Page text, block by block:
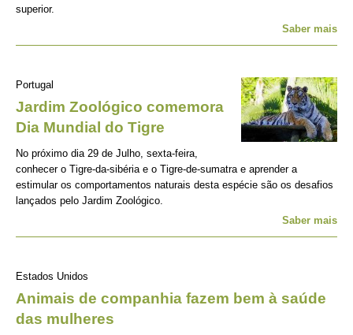
superior.
Saber mais
Portugal
Jardim Zoológico comemora
Dia Mundial do Tigre
No próximo dia 29 de Julho, sexta-feira,
conhecer o Tigre-da-sibéria e o Tigre-de-sumatra e aprender a
estimular os comportamentos naturais desta espécie são os desafios
lançados pelo Jardim Zoológico.
Saber mais
Estados Unidos
Animais de companhia fazem bem à saúde
das mulheres